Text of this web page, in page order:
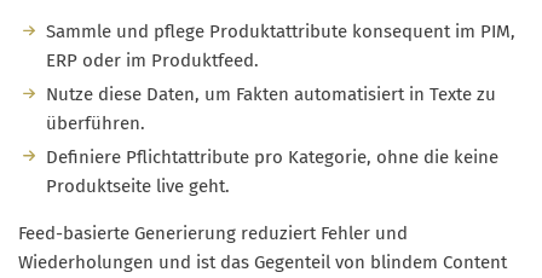
Sammle und pflege Produktattribute konsequent im PIM,
ERP oder im Produktfeed.
Nutze diese Daten, um Fakten automatisiert in Texte zu
überführen.
Definiere Pflichtattribute pro Kategorie, ohne die keine
Produktseite live geht.
Feed-basierte Generierung reduziert Fehler und
Wiederholungen und ist das Gegenteil von blindem Content